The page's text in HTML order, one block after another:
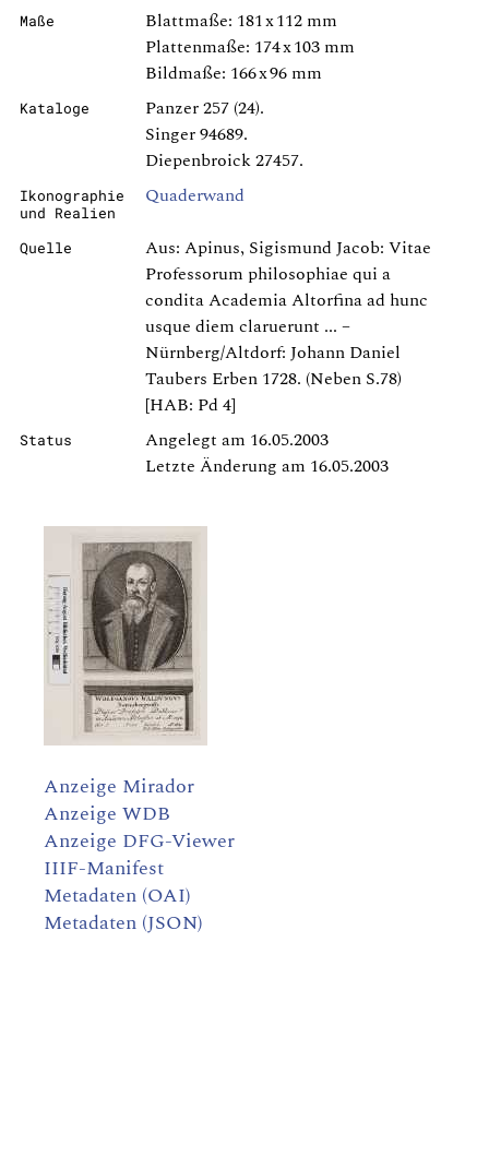
Maße
Blattmaße: 181 x 112 mm
Plattenmaße: 174 x 103 mm
Bildmaße: 166 x 96 mm
Kataloge
Panzer 257 (24).
Singer 94689.
Diepenbroick 27457.
Ikonographie
und Realien
Quaderwand
Quelle
Aus: Apinus, Sigismund Jacob: Vitae
Professorum philosophiae qui a
condita Academia Altorfina ad hunc
usque diem claruerunt ... –
Nürnberg/Altdorf: Johann Daniel
Taubers Erben 1728. (Neben S.78)
[HAB: Pd 4]
Status
Angelegt am 16.05.2003
Letzte Änderung am 16.05.2003
Anzeige Mirador
Anzeige WDB
Anzeige DFG-Viewer
IIIF-Manifest
Metadaten (OAI)
Metadaten (JSON)